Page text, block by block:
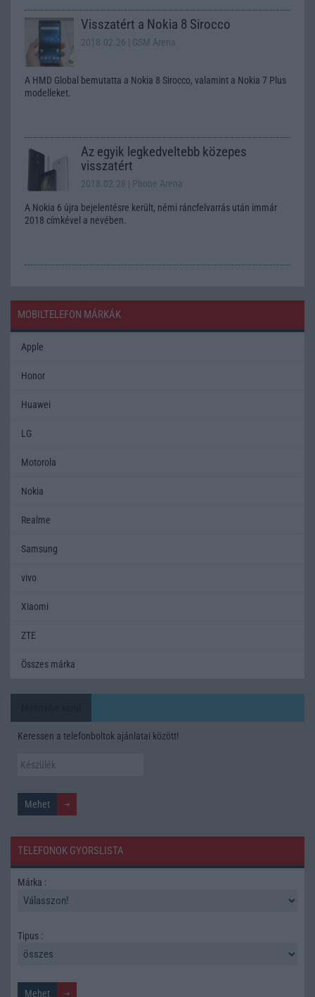
Visszatért a Nokia 8 Sirocco
2018.02.26 | GSM Arena
A HMD Global bemutatta a Nokia 8 Sirocco, valamint a Nokia 7 Plus
modelleket.
Az egyik legkedveltebb közepes
visszatért
2018.02.28 | Phone Arena
A Nokia 6 újra bejelentésre került, némi ráncfelvarrás után immár
2018 címkével a nevében.
MOBILTELEFON MÁRKÁK
Apple
Honor
Huawei
LG
Motorola
Nokia
Realme
Samsung
vivo
Xiaomi
ZTE
Összes márka
Keressen a telefonboltok ajánlatai között!
TELEFONOK GYORSLISTA
Márka :
Tipus :